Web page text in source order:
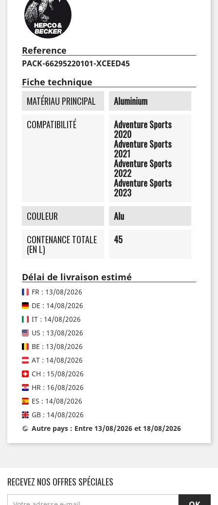
Reference
PACK-66295220101-XCEED45
Fiche technique
MATÉRIAU PRINCIPAL
Aluminium
COMPATIBILITÉ
Adventure Sports
2020
Adventure Sports
2021
Adventure Sports
2022
Adventure Sports
2023
COULEUR
Alu
CONTENANCE TOTALE
(EN L)
45
Délai de livraison estimé
FR : 13/08/2026
DE : 14/08/2026
IT : 14/08/2026
US : 13/08/2026
BE : 13/08/2026
AT : 14/08/2026
CH : 15/08/2026
HR : 16/08/2026
ES : 14/08/2026
GB : 14/08/2026
Autre pays : Entre 13/08/2026 et 18/08/2026
RECEVEZ NOS OFFRES SPÉCIALES